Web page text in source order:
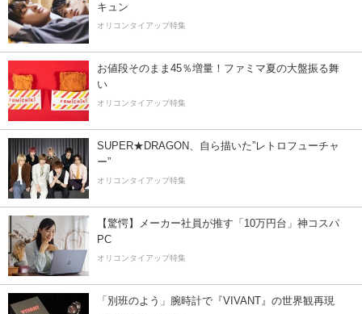
キュン
オリコンタイアップ特集
お値段そのまま45％増量！ファミマ夏の大盤振る舞
い
オリコンタイアップ特集
SUPER★DRAGON、自ら描いた”レトロフューチャ
ー”
オリコンタイアップ特集
【驚愕】メーカー社員が推す「10万円台」神コスパ
PC
オリコンタイアップ特集
「別班のよう」腕時計で『VIVANT』の世界観再現